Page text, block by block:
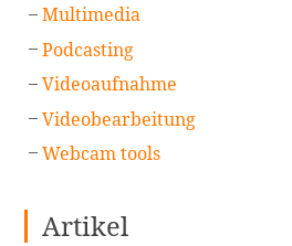
Multimedia
Podcasting
Videoaufnahme
Videobearbeitung
Webcam tools
Artikel